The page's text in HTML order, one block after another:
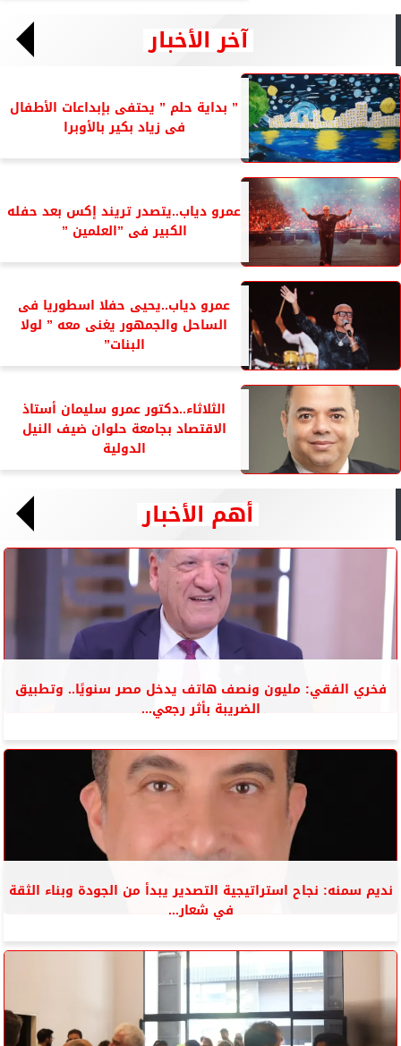
آخر الأخبار
” بداية حلم ” يحتفى بإبداعات الأطفال
فى زياد بكير بالأوبرا
عمرو دياب..يتصدر تريند إكس بعد حفله
الكبير فى ”العلمين ”
عمرو دياب..يحيى حفلا اسطوريا فى
الساحل والجمهور يغنى معه ” لولا
البنات”
الثلاثاء..دكتور عمرو سليمان أستاذ
الاقتصاد بجامعة حلوان ضيف النيل
الدولية
أهم الأخبار
فخري الفقي: مليون ونصف هاتف يدخل مصر سنويًا.. وتطبيق
الضريبة بأثر رجعي...
نديم سمنه: نجاح استراتيجية التصدير يبدأ من الجودة وبناء الثقة
في شعار...